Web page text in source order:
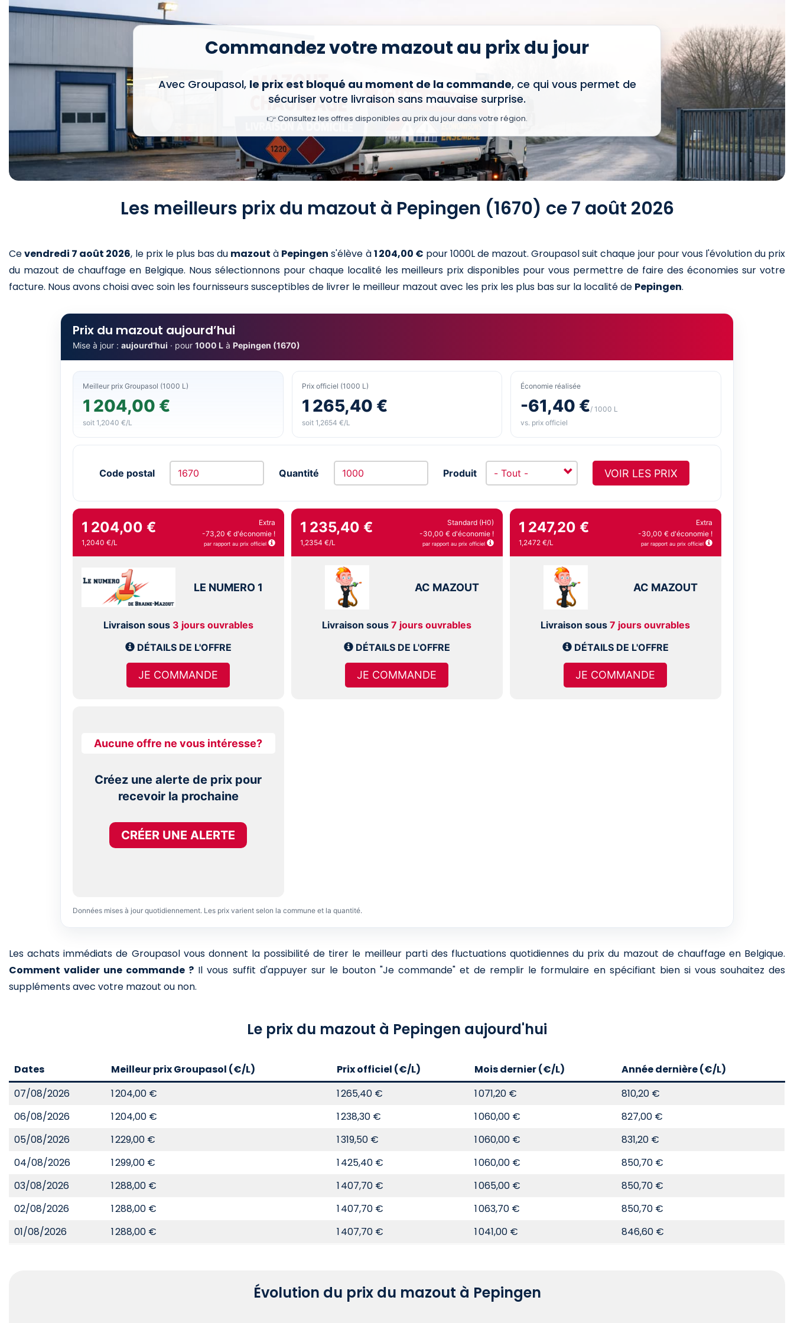
Commandez votre mazout au prix du jour
Avec Groupasol, le prix est bloqué au moment de la commande, ce qui vous permet de
sécuriser votre livraison sans mauvaise surprise.
👉 Consultez les offres disponibles au prix du jour dans votre région.
Les meilleurs prix du mazout à Pepingen (1670) ce 7 août 2026
Cevendredi 7 août 2026, le prix le plus bas du mazout à Pepingen s'élève à1 204,00 € pour 1000L de mazout. Groupasol suit chaque jour pour vous l'évolution du prix
du mazout de chauffage en Belgique. Nous sélectionnons pour chaque localité les meilleurs prix disponibles pour vous permettre de faire des économies sur votre
facture. Nous avons choisi avec soin les fournisseurs susceptibles de livrer le meilleur mazout avec les prix les plus bas sur la localité de Pepingen.
Prix du mazout aujourd’hui
Mise à jour : aujourd’hui · pour 1000 L à Pepingen (1670)
Meilleur prix Groupasol (1000 L)
1 204,00 €
soit 1,2040 €/L
Prix officiel (1000 L)
1 265,40 €
soit 1,2654 €/L
Économie réalisée
-61,40 €/ 1000 L
vs. prix officiel
Code postal Quantité Produit VOIR LES PRIX
1 204,00 €
1,2040 €/L
Extra
-73,20 € d'économie !
par rapport au prix officiel
LE NUMERO 1
Livraison sous 3 jours ouvrables
DÉTAILS DE L'OFFRE
JE COMMANDE
1 235,40 €
1,2354 €/L
Standard (H0)
-30,00 € d'économie !
par rapport au prix officiel
AC MAZOUT
Livraison sous7 jours ouvrables
DÉTAILS DE L'OFFRE
JE COMMANDE
1 247,20 €
1,2472 €/L
Extra
-30,00 € d'économie !
par rapport au prix officiel
AC MAZOUT
Livraison sous7 jours ouvrables
DÉTAILS DE L'OFFRE
JE COMMANDE
Aucune offre ne vous intéresse?
Créez une alerte de prix pour
recevoir la prochaine
CRÉER UNE ALERTE
Données mises à jour quotidiennement. Les prix varient selon la commune et la quantité.
Les achats immédiats de Groupasol vous donnent la possibilité de tirer le meilleur parti des fluctuations quotidiennes du prix du mazout de chauffage en Belgique.
Comment valider une commande ? Il vous suffit d'appuyer sur le bouton "Je commande" et de remplir le formulaire en spécifiant bien si vous souhaitez des
suppléments avec votre mazout ou non.
Le prix du mazout à Pepingen aujourd'hui
Dates Meilleur prix Groupasol (€/L) Prix officiel (€/L) Mois dernier (€/L)
Année dernière (€/L)
07/08/2026
1 204,00 € 1 265,40 € 1 071,20 €
810,20 €
06/08/2026
1 204,00 € 1 238,30 € 1 060,00 €
827,00 €
05/08/2026
1 229,00 € 1 319,50 € 1 060,00 €
831,20 €
04/08/2026
1 299,00 € 1 425,40 € 1 060,00 €
850,70 €
03/08/2026
1 288,00 € 1 407,70 € 1 065,00 €
850,70 €
02/08/2026
1 288,00 € 1 407,70 € 1 063,70 €
850,70 €
01/08/2026
1 288,00 € 1 407,70 € 1 041,00 € 846,60 €
Évolution du prix du mazout à Pepingen